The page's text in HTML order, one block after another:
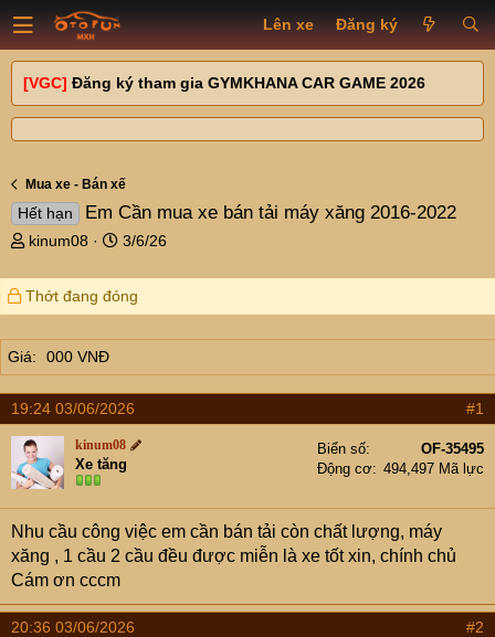
Lên xe Đăng ký
[VGC] Đăng ký tham gia GYMKHANA CAR GAME 2026
Mua xe - Bán xế
Hết hạn Em Cần mua xe bán tải máy xăng 2016-2022
T
r
e
d
s
a
r
t
e
r
kinum08
N
à
y
ử
3/6/26
Thớt đang đóng
Giá 000 VNĐ
19:24 03/06/2026 #1
kinum08
Xe tăng
Biển số
OF-35495
Động cơ
494,497 Mã lực
Nhu cầu công việc em cần bán tải còn chất lượng, máy
xăng , 1 cầu 2 cầu đều được miễn là xe tốt xin, chính chủ
Cám ơn cccm
20:36 03/06/2026 #2